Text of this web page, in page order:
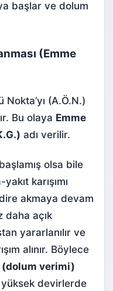
başlar ve dolum
(Emme
(A.Ö.N.)
Bu olaya Emme
adı verilir.
olsa bile
karışımı
akmaya devam
daha açık
yararlanılır ve
alınır. Böylece
verimi)
devirlerde